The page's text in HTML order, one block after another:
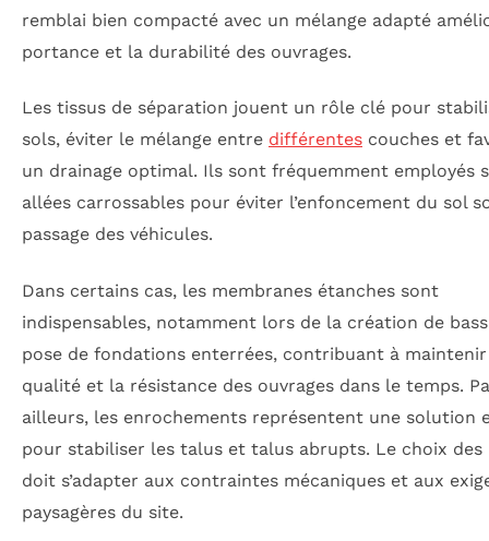
remblai bien compacté avec un mélange adapté
portance et la durabilité des ouvrages.
Les tissus de séparation jouent un rôle clé pour
sols, éviter le mélange entre différentes couches et
un drainage optimal. Ils sont fréquemment employés
allées carrossables pour éviter l’enfoncement du sol
passage des véhicules.
Dans certains cas, les membranes étanches sont
indispensables, notamment lors de la création de
pose de fondations enterrées, contribuant à
qualité et la résistance des ouvrages dans le temps.
ailleurs, les enrochements représentent une solution
pour stabiliser les talus et talus abrupts. Le choix des
doit s’adapter aux contraintes mécaniques et aux
paysagères du site.